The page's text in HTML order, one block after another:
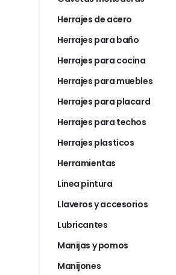
MATRICES AUTOMOTOR
AÑADIR AL CARRITO
Herrajes de acero
Herrajes para baño
Herrajes para cocina
Herrajes para muebles
Herrajes para placard
Herrajes para techos
Herrajes plasticos
Herramientas
Linea pintura
Llaveros y accesorios
Lubricantes
Manijas y pomos
Manijones